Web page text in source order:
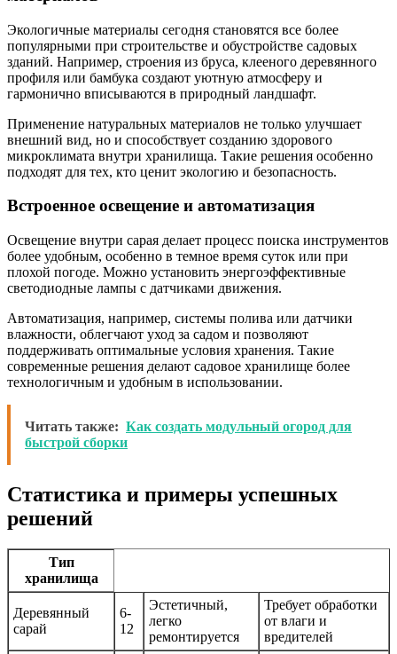
Экологичные материалы сегодня становятся все более
популярными при строительстве и обустройстве садовых
зданий. Например, строения из бруса, клееного деревянного
профиля или бамбука создают уютную атмосферу и
гармонично вписываются в природный ландшафт.
Применение натуральных материалов не только улучшает
внешний вид, но и способствует созданию здорового
микроклимата внутри хранилища. Такие решения особенно
подходят для тех, кто ценит экологию и безопасность.
Встроенное освещение и автоматизация
Освещение внутри сарая делает процесс поиска инструментов
более удобным, особенно в темное время суток или при
плохой погоде. Можно установить энергоэффективные
светодиодные лампы с датчиками движения.
Автоматизация, например, системы полива или датчики
влажности, облегчают уход за садом и позволяют
поддерживать оптимальные условия хранения. Такие
современные решения делают садовое хранилище более
технологичным и удобным в использовании.
Читать также: Как создать модульный огород для
быстрой сборки
Статистика и примеры успешных
решений
Тип
хранилища
Деревянный
сарай
6-
12
Эстетичный,
легко
ремонтируется
Требует обработки
от влаги и
вредителей